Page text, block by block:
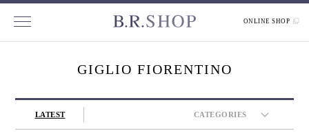
ONLINE SHOP
GIGLIO FIORENTINO
LATEST CATEGORIES